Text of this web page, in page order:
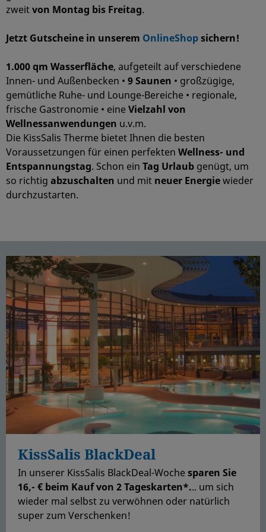
zweitvon Montag bis Freitag.
Jetzt Gutscheine in unserem OnlineShopsichern!
1.000 qm Wasserfläche, aufgeteilt auf verschiedene
Innen- und Außenbecken • 9 Saunen • großzügige,
gemütliche Ruhe- und Lounge-Bereiche • regionale,
frische Gastronomie • eineVielzahl von
Wellnessanwendungen u.v.m.
Die KissSalis Therme bietet Ihnen die besten
Voraussetzungen für einen perfekten Wellness- und
Entspannungstag. Schon ein Tag Urlaub genügt, um
so richtig abzuschalten und mit neuer Energiewieder
durchzustarten.
KissSalis BlackDeal
In unserer KissSalis BlackDeal-Wochesparen Sie
16,- € beim Kauf von 2 Tageskarten*... um sich
wieder mal selbst zu verwöhnen oder natürlich
super zum Verschenken!